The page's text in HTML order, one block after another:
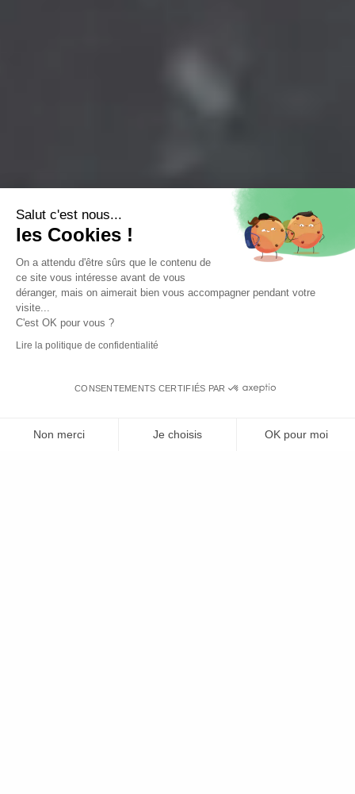
Salut c'est nous...
les Cookies !
On a attendu d'être sûrs que le contenu de
ce site vous intéresse avant de vous
déranger, mais on aimerait bien vous accompagner pendant votre
visite...
C'est OK pour vous ?
Lire la politique de confidentialité
CONSENTEMENTS CERTIFIÉS PAR
Non merci Je choisis OK pour moi